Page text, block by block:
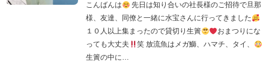
こんばんは
先日は知り合いの社長様のご招待で旦那
様、友達、同僚と一緒に水宝さんに行ってきました
１０人以上集まったので貸切り生簀
おまつりにな
っても大丈夫
笑 放流魚はメガ鰤、ハマチ、タイ、
生簀の中に…